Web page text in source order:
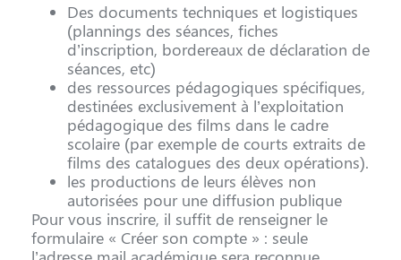
Des documents techniques et logistiques
(plannings des séances, fiches
d’inscription, bordereaux de déclaration de
séances, etc)
des ressources pédagogiques spécifiques,
destinées exclusivement à l’exploitation
pédagogique des films dans le cadre
scolaire (par exemple de courts extraits de
films des catalogues des deux opérations).
les productions de leurs élèves non
autorisées pour une diffusion publique
Pour vous inscrire, il suffit de renseigner le
formulaire « Créer son compte » : seule